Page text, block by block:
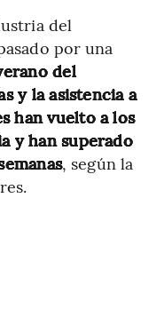
del
por una
del
y la asistencia a
han vuelto a los
y han superado
, según la